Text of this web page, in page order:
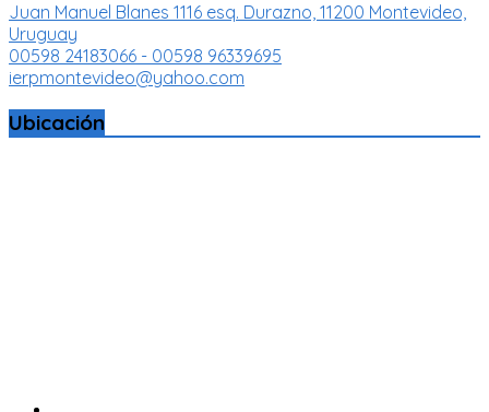
Juan Manuel Blanes 1116 esq. Durazno, 11200 Montevideo,
Uruguay
00598 24183066 - 00598 96339695
ierpmontevideo@yahoo.com
Ubicación